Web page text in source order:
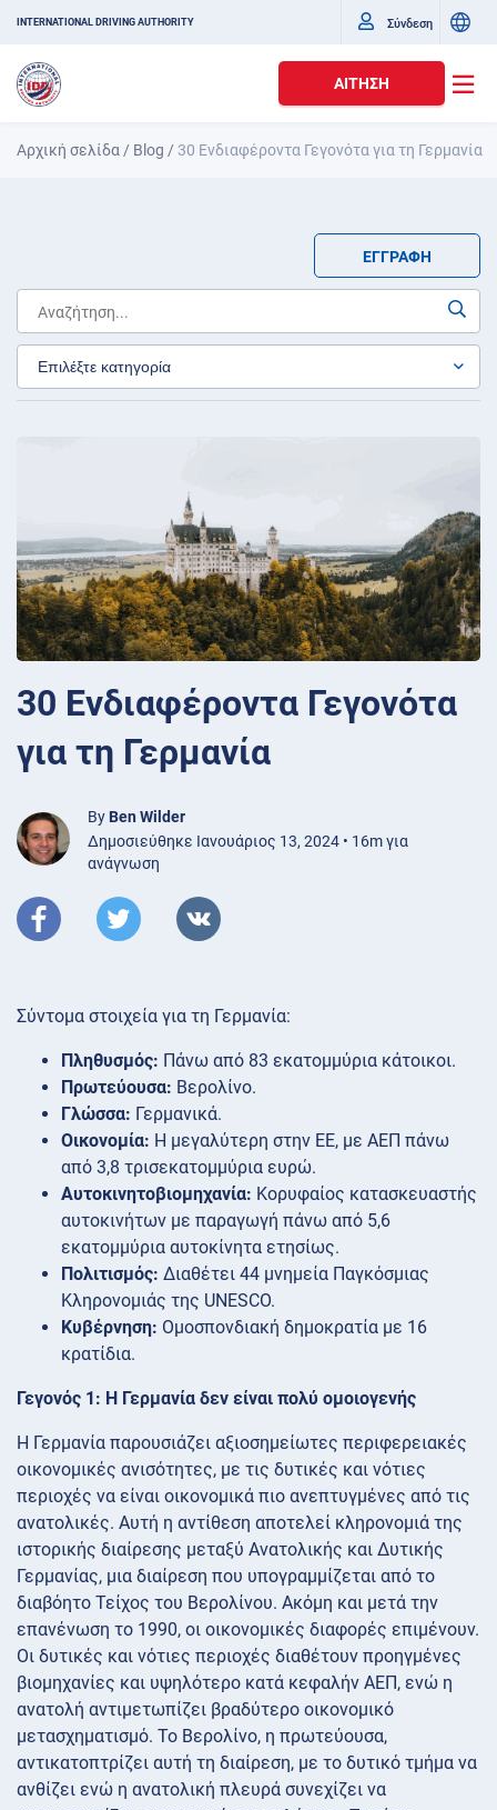
INTERNATIONAL DRIVING AUTHORITY Σύνδεση
ΑΊΤΗΣΗ
Αρχική σελίδα / Blog / 30 Ενδιαφέροντα Γεγονότα για τη Γερμανία
ΕΓΓΡΑΦΉ
30 Ενδιαφέροντα Γεγονότα
για τη Γερμανία
By Ben Wilder
Δημοσιεύθηκε Ιανουάριος 13, 2024 • 16m για
ανάγνωση
Σύντομα στοιχεία για τη Γερμανία:
Πληθυσμός: Πάνω από 83 εκατομμύρια κάτοικοι.
Πρωτεύουσα: Βερολίνο.
Γλώσσα: Γερμανικά.
Οικονομία: Η μεγαλύτερη στην ΕΕ, με ΑΕΠ πάνω
από 3,8 τρισεκατομμύρια ευρώ.
Αυτοκινητοβιομηχανία: Κορυφαίος κατασκευαστής
αυτοκινήτων με παραγωγή πάνω από 5,6
εκατομμύρια αυτοκίνητα ετησίως.
Πολιτισμός: Διαθέτει 44 μνημεία Παγκόσμιας
Κληρονομιάς της UNESCO.
Κυβέρνηση: Ομοσπονδιακή δημοκρατία με 16
κρατίδια.
Γεγονός 1: Η Γερμανία δεν είναι πολύ ομοιογενής
Η Γερμανία παρουσιάζει αξιοσημείωτες περιφερειακές
οικονομικές ανισότητες, με τις δυτικές και νότιες
περιοχές να είναι οικονομικά πιο ανεπτυγμένες από τις
ανατολικές. Αυτή η αντίθεση αποτελεί κληρονομιά της
ιστορικής διαίρεσης μεταξύ Ανατολικής και Δυτικής
Γερμανίας, μια διαίρεση που υπογραμμίζεται από το
διαβόητο Τείχος του Βερολίνου. Ακόμη και μετά την
επανένωση το 1990, οι οικονομικές διαφορές επιμένουν.
Οι δυτικές και νότιες περιοχές διαθέτουν προηγμένες
βιομηχανίες και υψηλότερο κατά κεφαλήν ΑΕΠ, ενώ η
ανατολή αντιμετωπίζει βραδύτερο οικονομικό
μετασχηματισμό. Το Βερολίνο, η πρωτεύουσα,
αντικατοπτρίζει αυτή τη διαίρεση, με το δυτικό τμήμα να
ανθίζει ενώ η ανατολική πλευρά συνεχίζει να